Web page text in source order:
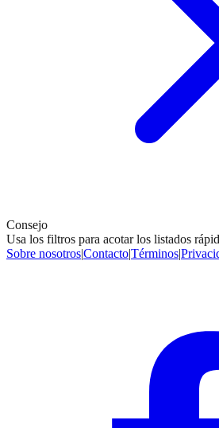
Consejo
Usa los filtros para acotar los listados
Sobre nosotros|Contacto|Términos|